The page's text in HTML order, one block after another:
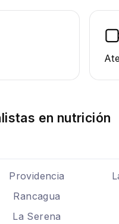
en nutrición
Providencia
Rancagua
La Serena